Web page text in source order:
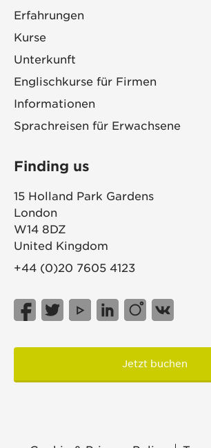
Erfahrungen
Kurse
Unterkunft
Englischkurse für Firmen
Informationen
Sprachreisen für Erwachsene
Finding us
15 Holland Park Gardens
London
W14 8DZ
United Kingdom
+44 (0)20 7605 4123
Jetzt buchen